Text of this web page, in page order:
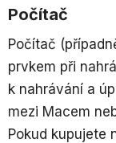
Počítač
Počítač
prvkem při
k nahrávání a
mezi Macem
Pokud kupujete